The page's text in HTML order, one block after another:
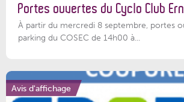
Portes ouvertes du Cyclo Club
À partir du mercredi 8 septembre, portes
parking du COSEC de 14h00 à...
Avis d'affichage